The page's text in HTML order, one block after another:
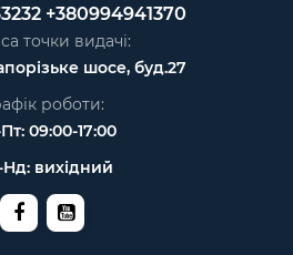
+380994941370
точки видачі:
шосе, буд.27
роботи:
09:00-17:00
вихідний